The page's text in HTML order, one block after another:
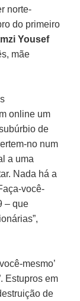
norte-
do primeiro
Yousef
mãe
online um
de
no num
a uma
Nada há a
você-
– que
mesmo’
Estupros em
de